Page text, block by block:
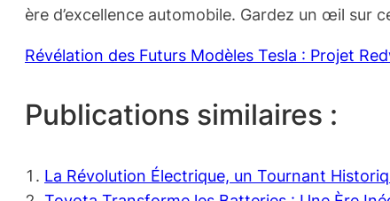
ère d’excellence automobile. Gardez un œil
Révélation des Futurs Modèles Tesla : Projet
Publications similaires :
La Révolution Électrique, un Tournant